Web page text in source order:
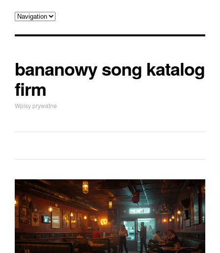
bananowy song katalog
firm
Wpisy prywatne